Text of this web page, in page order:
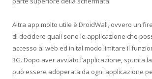
Altra app molto utile è DroidWall, ovvero un
di decidere quali sono le applicazione che
accesso al web ed in tal modo limitare il
3G. Dopo aver avviato l’applicazione, spunta
può essere adoperata da ogni applicazione